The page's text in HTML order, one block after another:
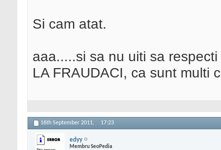
Si cam atat.
aaa.....si sa nu uiti sa
LA FRAUDACI, ca sunt multi
16th September 2011, 17:23
edyy
Membru SeoPedia